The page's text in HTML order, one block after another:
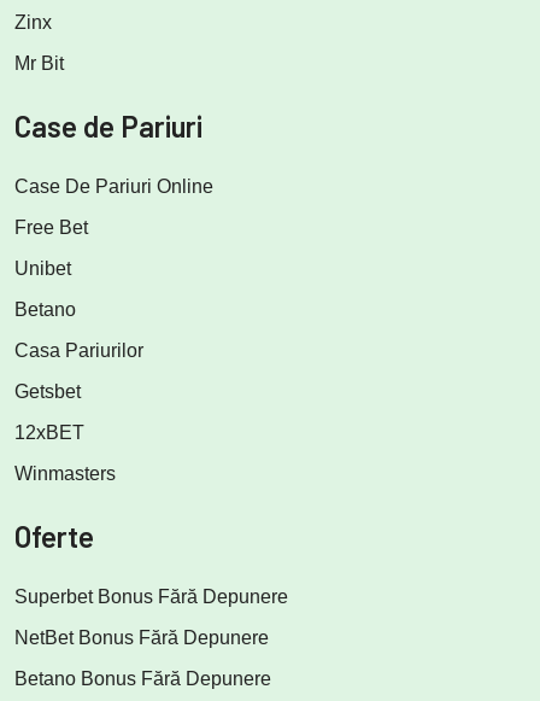
Zinx
Mr Bit
Case de Pariuri
Case De Pariuri Online
Free Bet
Unibet
Betano
Casa Pariurilor
Getsbet
12xBET
Winmasters
Oferte
Superbet Bonus Fără Depunere
NetBet Bonus Fără Depunere
Betano Bonus Fără Depunere